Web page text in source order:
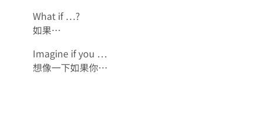
What if …?
如果…
Imagine if you …
想像一下如果你…